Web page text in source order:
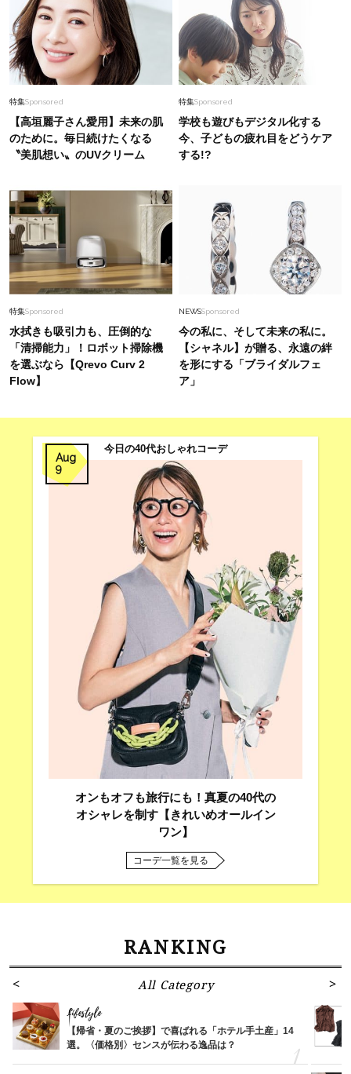
特集Sponsored
【高垣麗子さん愛用】未来の肌
のために。毎日続けたくなる
〝美肌想い〟のUVクリーム
特集Sponsored
学校も遊びもデジタル化する
今、子どもの疲れ目をどうケア
する!?
特集Sponsored
水拭きも吸引力も、圧倒的な
「清掃能力」！ロボット掃除機
を選ぶなら【Qrevo Curv 2
Flow】
NEWSSponsored
今の私に、そして未来の私に。
【シャネル】が贈る、永遠の絆
を形にする「ブライダルフェ
ア」
Aug
9
今日の40代おしゃれコーデ
オンもオフも旅行にも！真夏の40代の
オシャレを制す【きれいめオールイン
ワン】
コーデ一覧を見る
RANKING
All Category
Lifestyle
【帰省・夏のご挨拶】で喜ばれる「ホテル手土産」14
選。〈価格別〉センスが伝わる逸品は？